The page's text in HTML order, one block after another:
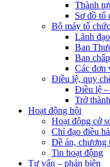
Thành
Sơ đồ tổ
Bộ máy tổ chức
Lãnh
Ban
Ban
Các đơn
Điều lệ, quy
Điều lệ
Trở
Hoạt động hội
Hoạt động cở
Chỉ đạo điều
Đề án, chương
Tin hoạt động
Tư vấn – phản biện